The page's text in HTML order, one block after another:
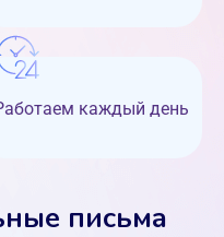
каждый день
письма